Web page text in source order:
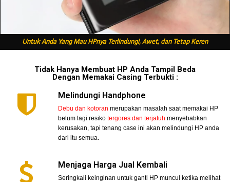
Untuk Anda Yang Mau HPnya Terlindungi, Awet, dan Tetap Keren
Tidak Hanya Membuat HP Anda Tampil Beda
Dengan Memakai Casing Terbukti :
Melindungi Handphone
Debu dan kotoran merupakan masalah saat memakai HP
belum lagi resiko tergores dan terjatuh menyebabkan
kerusakan, tapi tenang case ini akan melindungi HP anda
dari itu semua.
Menjaga Harga Jual Kembali
Seringkali keinginan untuk ganti HP muncul ketika melihat